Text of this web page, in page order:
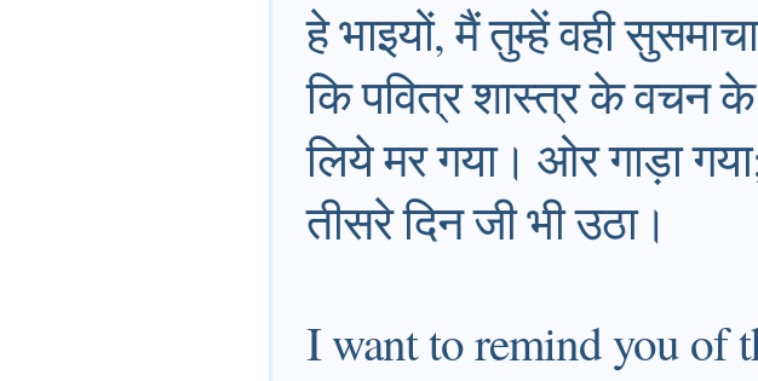
हे भाइयों, मैं तुम्हें वही
कि पवित्र शास्त्र के वचन के
लिये मर गया। ओर गाड़ा
तीसरे दिन जी भी उठा।
I want to remind you of